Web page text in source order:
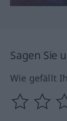
Sagen Sie
Wie gefällt